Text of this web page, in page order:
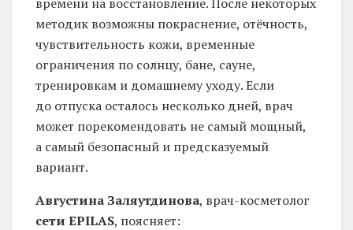
методик возможны покраснение, отёчность,
чувствительность кожи, временные
ограничения по солнцу, бане, сауне,
тренировкам и домашнему уходу. Если
до отпуска осталось несколько дней, врач
может порекомендовать не самый мощный,
а самый безопасный и предсказуемый
вариант.
Августина Заляутдинова, врач-косметолог
сети EPILAS, поясняет: